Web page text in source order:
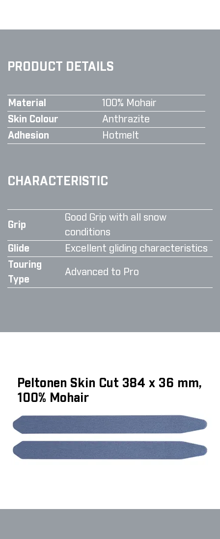
PRODUCT DETAILS
Material
100% Mohair
Skin Colour
Anthrazite
Adhesion
Hotmelt
CHARACTERISTIC
Grip
Good Grip with all snow
conditions
Glide
Excellent gliding characteristics
Touring
Type
Advanced to Pro
Peltonen Skin Cut 384 x 36 mm,
100% Mohair